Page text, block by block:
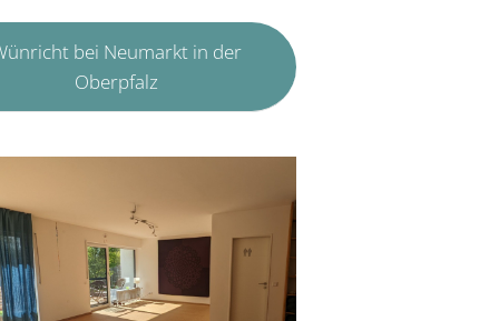
bei Neumarkt in der
Oberpfalz